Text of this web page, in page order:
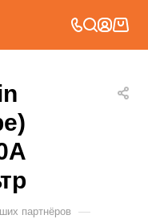
партнёров —